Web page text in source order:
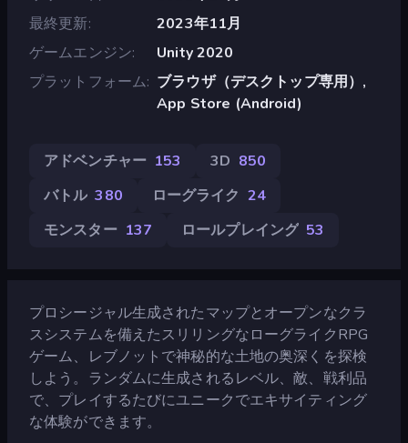
最終更新
2023年11月
ゲームエンジン
Unity 2020
プラットフォーム ブラウザ（デスクトップ専用）,
App Store (Android)
アドベンチャー 153 3D 850
バトル 380 ローグライク 24
モンスター 137 ロールプレイング 53
プロシージャル生成されたマップとオープンなクラ
スシステムを備えたスリリングなローグライクRPG
ゲーム、レブノットで神秘的な土地の奥深くを探検
しよう。ランダムに生成されるレベル、敵、戦利品
で、プレイするたびにユニークでエキサイティング
な体験ができます。